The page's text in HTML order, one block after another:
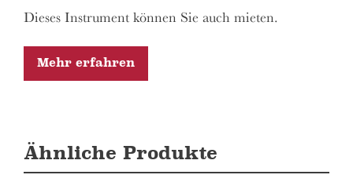
Dieses Instrument können Sie auch mieten.
Mehr erfahren
Ähnliche Produkte